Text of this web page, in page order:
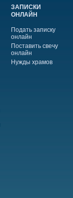
ЗАПИСКИ
ОНЛАЙН
Подать записку
онлайн
Поставить свечу
онлайн
Нужды храмов